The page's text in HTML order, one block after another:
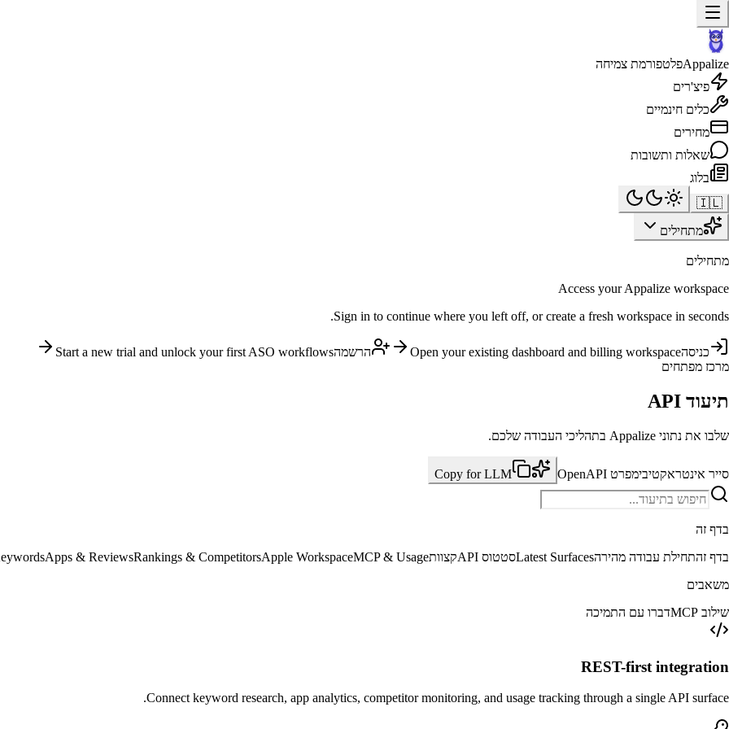
Appalizeפלטפורמת צמיחה
פיצ'רים
כלים חינמיים
מחירים
שאלות ותשובות
בלוג
🇮🇱
מתחילים
מתחילים
Access your Appalize workspace
Sign in to continue where you left off, or create a fresh workspace in seconds.
כניסהOpen your existing dashboard and billing workspace הרשמהStart a new trial and unlock your first ASO workflows
מרכז מפתחים
תיעוד API
שלבו את נתוני Appalize בתהליכי העבודה שלכם.
סייר אינטראקטיבימפרט OpenAPI Copy for LLM
בדף זה
בדף זהתחילת עבודה מהירהLatest Surfacesסטטוס API קצוות Apps & ReviewsRankings & CompetitorsApple WorkspaceMCP & Usage
משאבים
שילוב MCP
דברו עם התמיכה
REST-first integration
Connect keyword research, app analytics, competitor monitoring, and usage tracking through a single API surface.